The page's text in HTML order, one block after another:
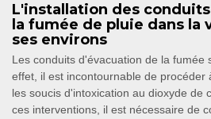
L'installation des
la fumée de pluie dans la
ses environs
Les conduits d'évacuation de la fumée
effet, il est incontournable de procéder
les soucis d'intoxication au dioxyde de
ces interventions, il est nécessaire de